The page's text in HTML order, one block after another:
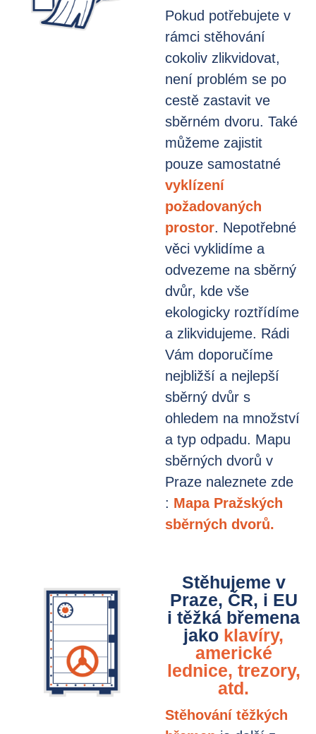
Pokud potřebujete v
rámci stěhování
cokoliv zlikvidovat,
není problém se po
cestě zastavit ve
sběrném dvoru. Také
můžeme zajistit
pouze samostatné
vyklízení
požadovaných
prostor. Nepotřebné
věci vyklidíme a
odvezeme na sběrný
dvůr, kde vše
ekologicky roztřídíme
a zlikvidujeme. Rádi
Vám doporučíme
nejbližší a nejlepší
sběrný dvůr s
ohledem na množství
a typ odpadu. Mapu
sběrných dvorů v
Praze naleznete zde
: Mapa Pražských
sběrných dvorů.
Stěhujeme v
Praze, ČR, i EU
i těžká břemena
jako klavíry,
americké
lednice, trezory,
atd.
Stěhování těžkých